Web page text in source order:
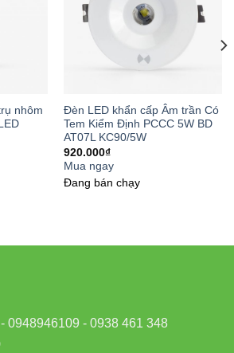
100 kWh 250.000
2.500 VNĐ/kWh
và thân thiện với môi
hơn 3 năm mà không cần thay thế. Ngoài
thủy ngân và các chất độc hại, hoàn
và thải bỏ.
nhôm
Đèn LED khẩn cấp Âm trần Có
Tem Kiểm Định PCCC 5W BD
AT07L KC90/5W
920.000₫
Mua ngay
Đang bán chạy
0948946109 - 0938 461 348